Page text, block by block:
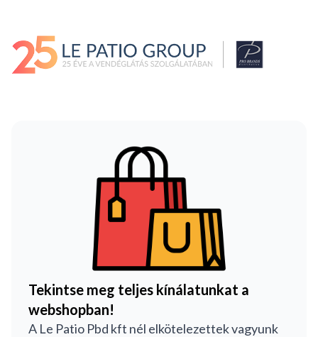
Tekintse meg teljes kínálatunkat a
webshopban!
A Le Patio Pbd kft nél elkötelezettek vagyunk